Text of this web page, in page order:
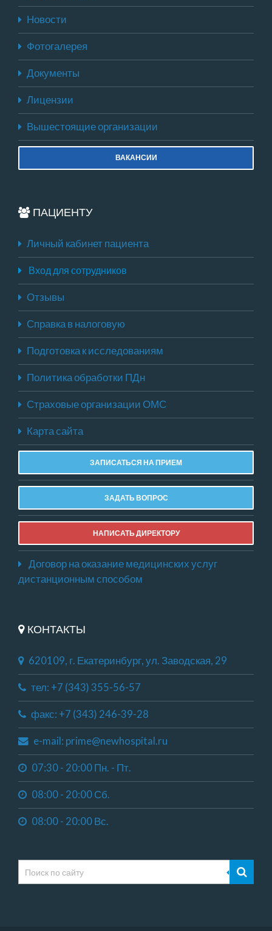
Новости
Фотогалерея
Документы
Лицензии
Вышестоящие организации
ВАКАНСИИ
ПАЦИЕНТУ
Личный кабинет пациента
Вход для сотрудников
Отзывы
Справка в налоговую
Подготовка к исследованиям
Политика обработки ПДн
Страховые организации ОМС
Карта сайта
ЗАПИСАТЬСЯ НА ПРИЕМ
ЗАДАТЬ ВОПРОС
НАПИСАТЬ ДИРЕКТОРУ
Договор на оказание медицинских услуг
дистанционным способом
КОНТАКТЫ
620109, г. Екатеринбург, ул. Заводская, 29
тел: +7 (343) 355-56-57
факс: +7 (343) 246-39-28
e-mail: prime@newhospital.ru
07:30 - 20:00 Пн. - Пт.
08:00 - 20:00 Сб.
08:00 - 20:00 Вс.